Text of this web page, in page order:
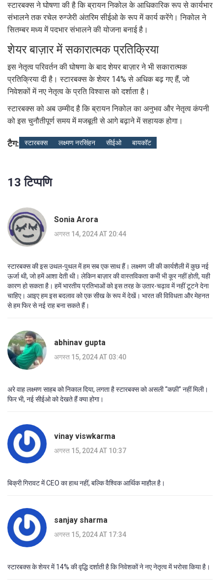
स्टारबक्स ने घोषणा की है कि ब्रायन निकोल के आधिकारिक रूप से कार्यभार
संभालने तक रचेल रुग्जेरी अंतरिम सीईओ के रूप में कार्य करेंगे। निकोल ने
सितम्बर मध्य में पदभार संभालने की योजना बनाई है।
शेयर बाज़ार में सकारात्मक प्रतिक्रिया
इस नेतृत्व परिवर्तन की घोषणा के बाद शेयर बाज़ार ने भी सकारात्मक
प्रतिक्रिया दी है। स्टारबक्स के शेयर 14% से अधिक बढ़ गए हैं, जो
निवेशकों में नए नेतृत्व के प्रति विश्वास को दर्शाता है।
स्टारबक्स को अब उम्मीद है कि ब्रायन निकोल का अनुभव और नेतृत्व कंपनी
को इस चुनौतीपूर्ण समय में मजबूती से आगे बढ़ाने में सहायक होगा।
टैग: स्टारबक्स लक्ष्मण नरसिंहन सीईओ बायकॉट
13 टिप्पणि
Sonia Arora
अगस्त 14, 2024 AT 20:44
स्टारबक्स की इस उथल-पुथल में हम सब एक साथ हैं। लक्ष्मण जी की कार्यशैली में कुछ नई
ऊर्जा थी, जो हमें आशा देती थी। लेकिन बाज़ार की वास्तविकता कभी भी कूर नहीं होती, यही
कारण हो सकता है। हमें भारतीय प्रतिभाओं को इस तरह के उतार-चढ़ाव में नहीं टूटने देना
चाहिए। आइए हम इस बदलाव को एक सीख के रूप में देखें। भारत की विविधता और मेहनत
से हम फिर से नई राह बना सकते हैं।
abhinav gupta
अगस्त 15, 2024 AT 03:40
अरे वाह लक्ष्मण साहब को निकाल दिया, लगता है स्टारबक्स को असली “कफ़ी” नहीं मिली।
फिर भी, नई सीईओ को देखते हैं क्या होगा।
vinay viswkarma
अगस्त 15, 2024 AT 10:37
बिक्री गिरावट में CEO का हाथ नहीं, बल्कि वैश्विक आर्थिक माहौल है।
sanjay sharma
अगस्त 15, 2024 AT 17:34
स्टारबक्स के शेयर में 14% की वृद्धि दर्शाती है कि निवेशकों ने नए नेतृत्व में भरोसा किया है।